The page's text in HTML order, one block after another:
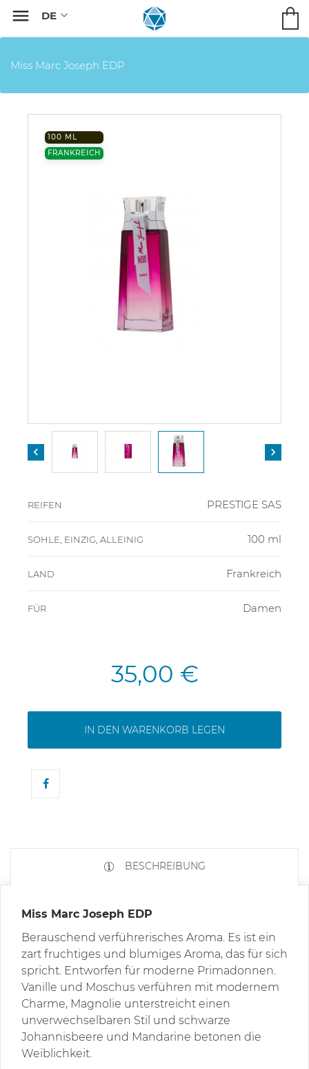

Miss Marc Joseph EDP
100 ML
FRANKREICH
 
REIFEN PRESTIGE SAS
SOHLE, EINZIG, ALLEINIG 100 ml
LAND Frankreich
FÜR Damen
35,00 €
IN DEN WARENKORB LEGEN
BESCHREIBUNG
Miss Marc Joseph EDP
Berauschend verführerisches Aroma. Es ist ein
zart fruchtiges und blumiges Aroma, das für sich
spricht. Entworfen für moderne Primadonnen.
Vanille und Moschus verführen mit modernem
Charme, Magnolie unterstreicht einen
unverwechselbaren Stil und schwarze
Johannisbeere und Mandarine betonen die
Weiblichkeit.